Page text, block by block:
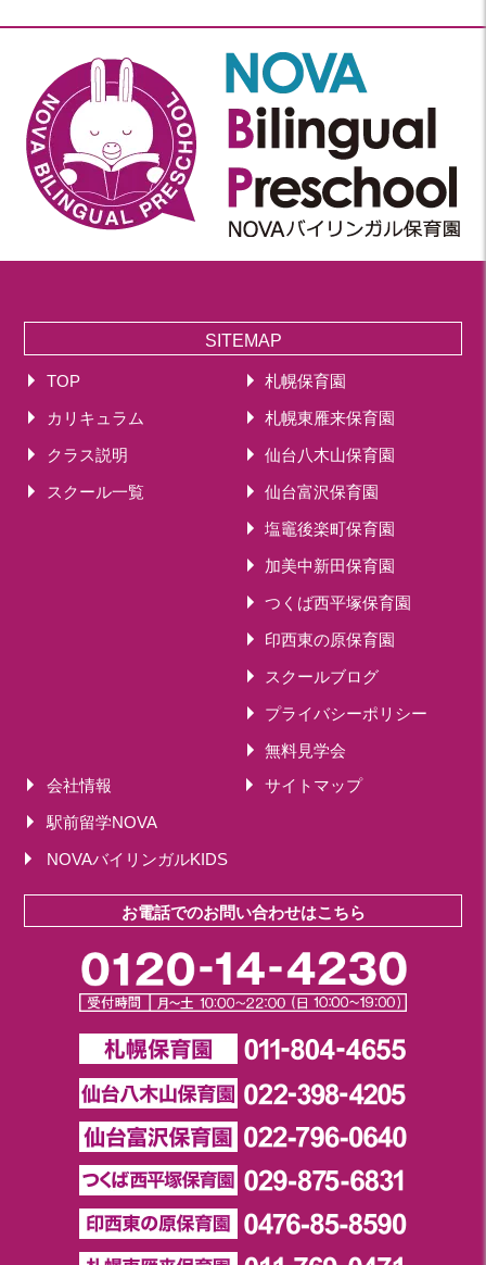
SITEMAP
TOP
カリキュラム
クラス説明
スクール一覧
札幌保育園
札幌東雁来保育園
仙台八木山保育園
仙台富沢保育園
塩竈後楽町保育園
加美中新田保育園
つくば西平塚保育園
印西東の原保育園
スクールブログ
プライバシーポリシー
無料見学会
会社情報
サイトマップ
駅前留学NOVA
NOVAバイリンガルKIDS
お電話でのお問い合わせはこちら